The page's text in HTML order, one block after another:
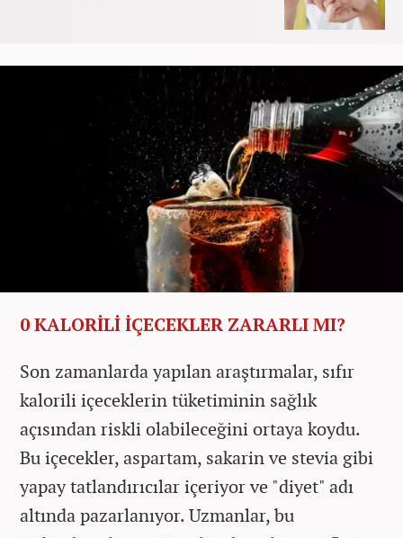
0 KALORİLİ İÇECEKLER ZARARLI MI?
Son zamanlarda yapılan araştırmalar, sıfır
kalorili içeceklerin tüketiminin sağlık
açısından riskli olabileceğini ortaya koydu.
Bu içecekler, aspartam, sakarin ve stevia gibi
yapay tatlandırıcılar içeriyor ve "diyet" adı
altında pazarlanıyor. Uzmanlar, bu